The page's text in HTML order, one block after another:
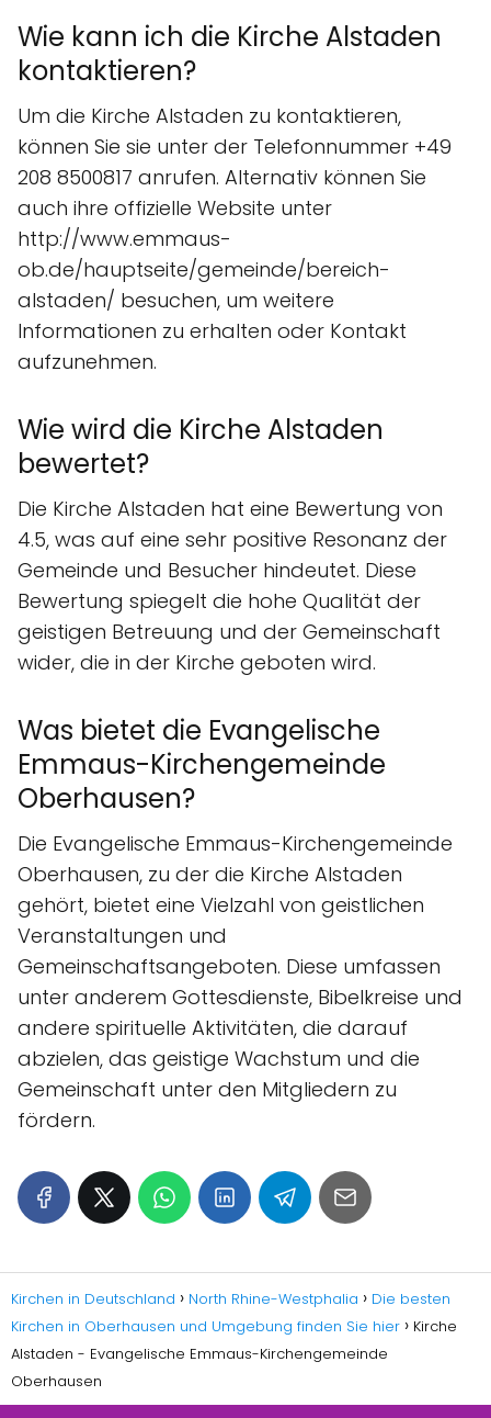
Wie kann ich die Kirche Alstaden
kontaktieren?
Um die Kirche Alstaden zu kontaktieren,
können Sie sie unter der Telefonnummer +49
208 8500817 anrufen. Alternativ können Sie
auch ihre offizielle Website unter
http://www.emmaus-
ob.de/hauptseite/gemeinde/bereich-
alstaden/ besuchen, um weitere
Informationen zu erhalten oder Kontakt
aufzunehmen.
Wie wird die Kirche Alstaden
bewertet?
Die Kirche Alstaden hat eine Bewertung von
4.5, was auf eine sehr positive Resonanz der
Gemeinde und Besucher hindeutet. Diese
Bewertung spiegelt die hohe Qualität der
geistigen Betreuung und der Gemeinschaft
wider, die in der Kirche geboten wird.
Was bietet die Evangelische
Emmaus-Kirchengemeinde
Oberhausen?
Die Evangelische Emmaus-Kirchengemeinde
Oberhausen, zu der die Kirche Alstaden
gehört, bietet eine Vielzahl von geistlichen
Veranstaltungen und
Gemeinschaftsangeboten. Diese umfassen
unter anderem Gottesdienste, Bibelkreise und
andere spirituelle Aktivitäten, die darauf
abzielen, das geistige Wachstum und die
Gemeinschaft unter den Mitgliedern zu
fördern.
Kirchen in Deutschland North Rhine-Westphalia
Die besten
Kirchen in Oberhausen und Umgebung finden Sie hier
Kirche
Alstaden - Evangelische Emmaus-Kirchengemeinde
Oberhausen